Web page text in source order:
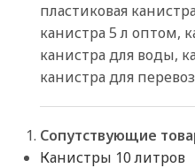
пластиковая
канистра 5 л оптом,
канистра для воды,
канистра для
Сопутствующие
Канистры 10 литров